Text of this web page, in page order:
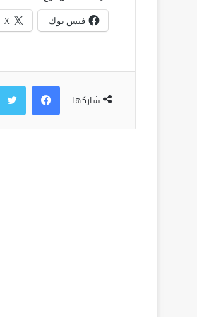
فيس بوك X
شاركها
فيسبوك